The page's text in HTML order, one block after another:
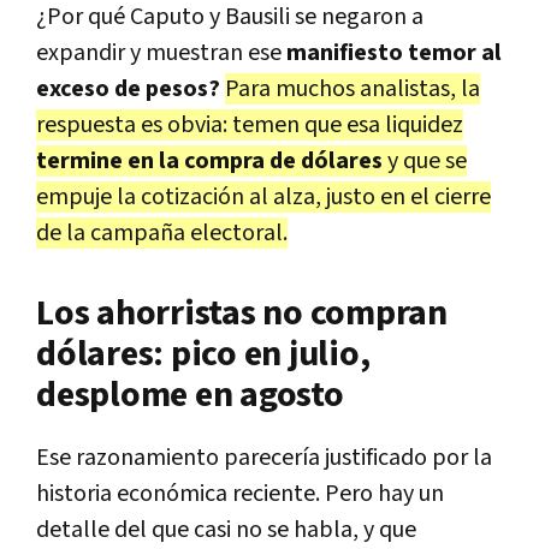
¿Por qué Caputo y Bausili se negaron a
expandir y muestran esemanifiesto temor al
exceso de pesos? Para muchos analistas, la
respuesta es obvia: temen que esa liquidez
termine en la compra de dólaresy que se
empuje la cotización al alza, justo en el cierre
de la campaña electoral.
Los ahorristas no compran
dólares: pico en julio,
desplome en agosto
Ese razonamiento parecería justificado por la
historia económica reciente. Pero hay un
detalle del que casi no se habla, y que